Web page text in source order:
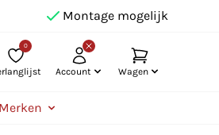
Montage mogelijk
0
Account Wagen
Merken